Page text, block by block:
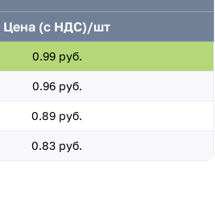
Цена (с НДС)/шт
0.99 руб.
0.96 руб.
0.89 руб.
0.83 руб.